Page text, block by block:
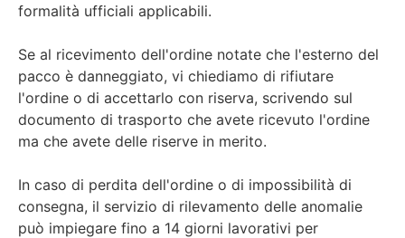
formalità ufficiali applicabili.
Se al ricevimento dell'ordine notate che l'esterno del
pacco è danneggiato, vi chiediamo di rifiutare
l'ordine o di accettarlo con riserva, scrivendo sul
documento di trasporto che avete ricevuto l'ordine
ma che avete delle riserve in merito.
In caso di perdita dell'ordine o di impossibilità di
consegna, il servizio di rilevamento delle anomalie
può impiegare fino a 14 giorni lavorativi per